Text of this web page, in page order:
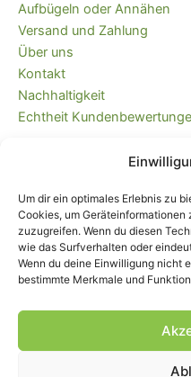
Um dir ein optimales Erlebnis zu
Cookies, um
zuzugreifen. Wenn du diesen
wie das Surfverhalten oder
Wenn du deine Einwilligung nicht
bestimmte Merkmale und
Aufbügeln oder Annähen
Versand und Zahlung
Über uns
Kontakt
Nachhaltigkeit
Echtheit
Kaufvertrag widerrufen
immer